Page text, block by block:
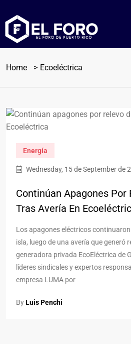
Home Ecoeléctrica
Energía
Wednesday, 15 de September de
Continúan Apagones Por
Tras Avería En
Los apagones eléctricos
isla, luego de una avería que generó
generadora privada EcoEléctrica de
líderes sindicales y expertos
empresa LUMA por
ByLuis Penchi